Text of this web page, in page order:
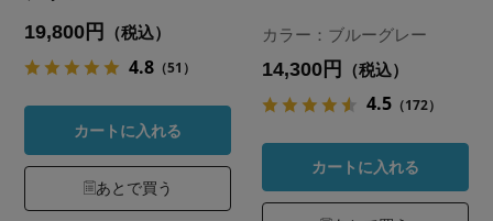
19,800円 （税込）
4.8 （51）
カートに入れる
あとで買う
カラー：ブルーグレー
14,300円 （税込）
4.5 （172）
カートに入れる